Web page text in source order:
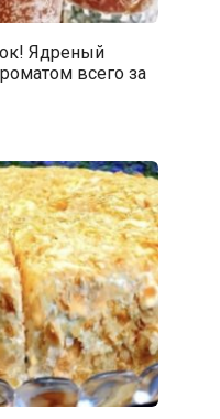
Ядреный
всего за